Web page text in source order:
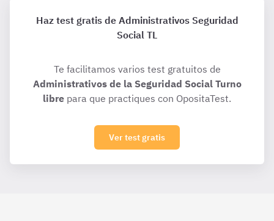
Haz test gratis de Administrativos Seguridad
Social TL
Te facilitamos varios test gratuitos de
Administrativos de la Seguridad Social Turno
libre para que practiques con OpositaTest.
Ver test gratis